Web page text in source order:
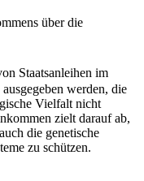
über die
Staatsanleihen im
werden, die
Vielfalt nicht
zielt darauf ab,
die genetische
zu schützen.